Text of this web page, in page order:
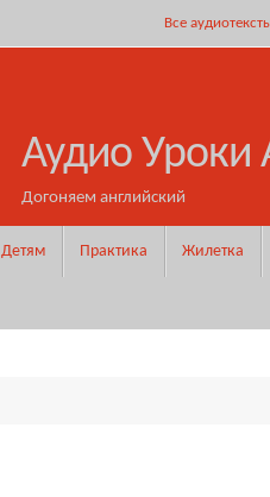
Все
Аудио Уроки
Догоняем английский
Детям Практика Жилетка